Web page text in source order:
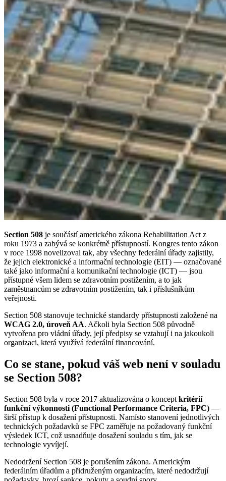
Section 508 je součástí amerického zákona Rehabilitation Act z
roku 1973 a zabývá se konkrétně přístupností. Kongres tento zákon
v roce 1998 novelizoval tak, aby všechny federální úřady zajistily,
že jejich elektronické a informační technologie (EIT) — označované
také jako informační a komunikační technologie (ICT) — jsou
přístupné všem lidem se zdravotním postižením, a to jak
zaměstnancům se zdravotním postižením, tak i příslušníkům
veřejnosti.
Section 508 stanovuje technické standardy přístupnosti založené na
WCAG 2.0, úroveň AA. Ačkoli byla Section 508 původně
vytvořena pro vládní úřady, její předpisy se vztahují i na jakoukoli
organizaci, která využívá federální financování.
Co se stane, pokud váš web není v souladu
se Section 508?
Section 508 byla v roce 2017 aktualizována o koncept kritérií
funkční výkonnosti (Functional Performance Criteria, FPC) —
širší přístup k dosažení přístupnosti. Namísto stanovení jednotlivých
technických požadavků se FPC zaměřuje na požadovaný funkční
výsledek ICT, což usnadňuje dosažení souladu s tím, jak se
technologie vyvíjejí.
Nedodržení Section 508 je porušením zákona. Americkým
federálním úřadům a přidruženým organizacím, které nedodržují